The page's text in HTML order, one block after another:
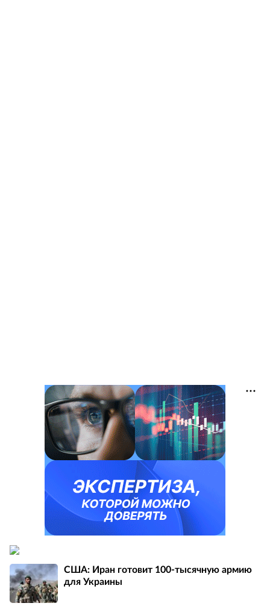
США: Иран готовит 100-тысячную армию
для Украины